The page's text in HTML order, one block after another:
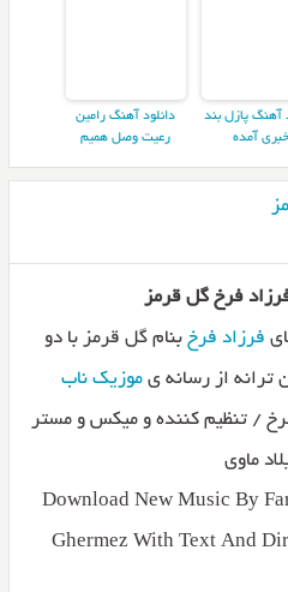
آهنگ پازل بند
خبری آمده
دانلود آهنگ رامین
رعیت وصل همیم
فرخ گل قرمز
فرزاد فرخبنام گل قرمز با دو
موزیک ناب
/ تنظیم کننده و میکس و مستر
ماوی
Download New Music By
Ghermez With Text And